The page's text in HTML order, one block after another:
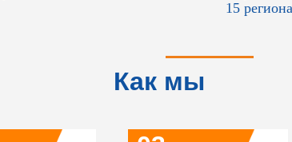
15
Как мы